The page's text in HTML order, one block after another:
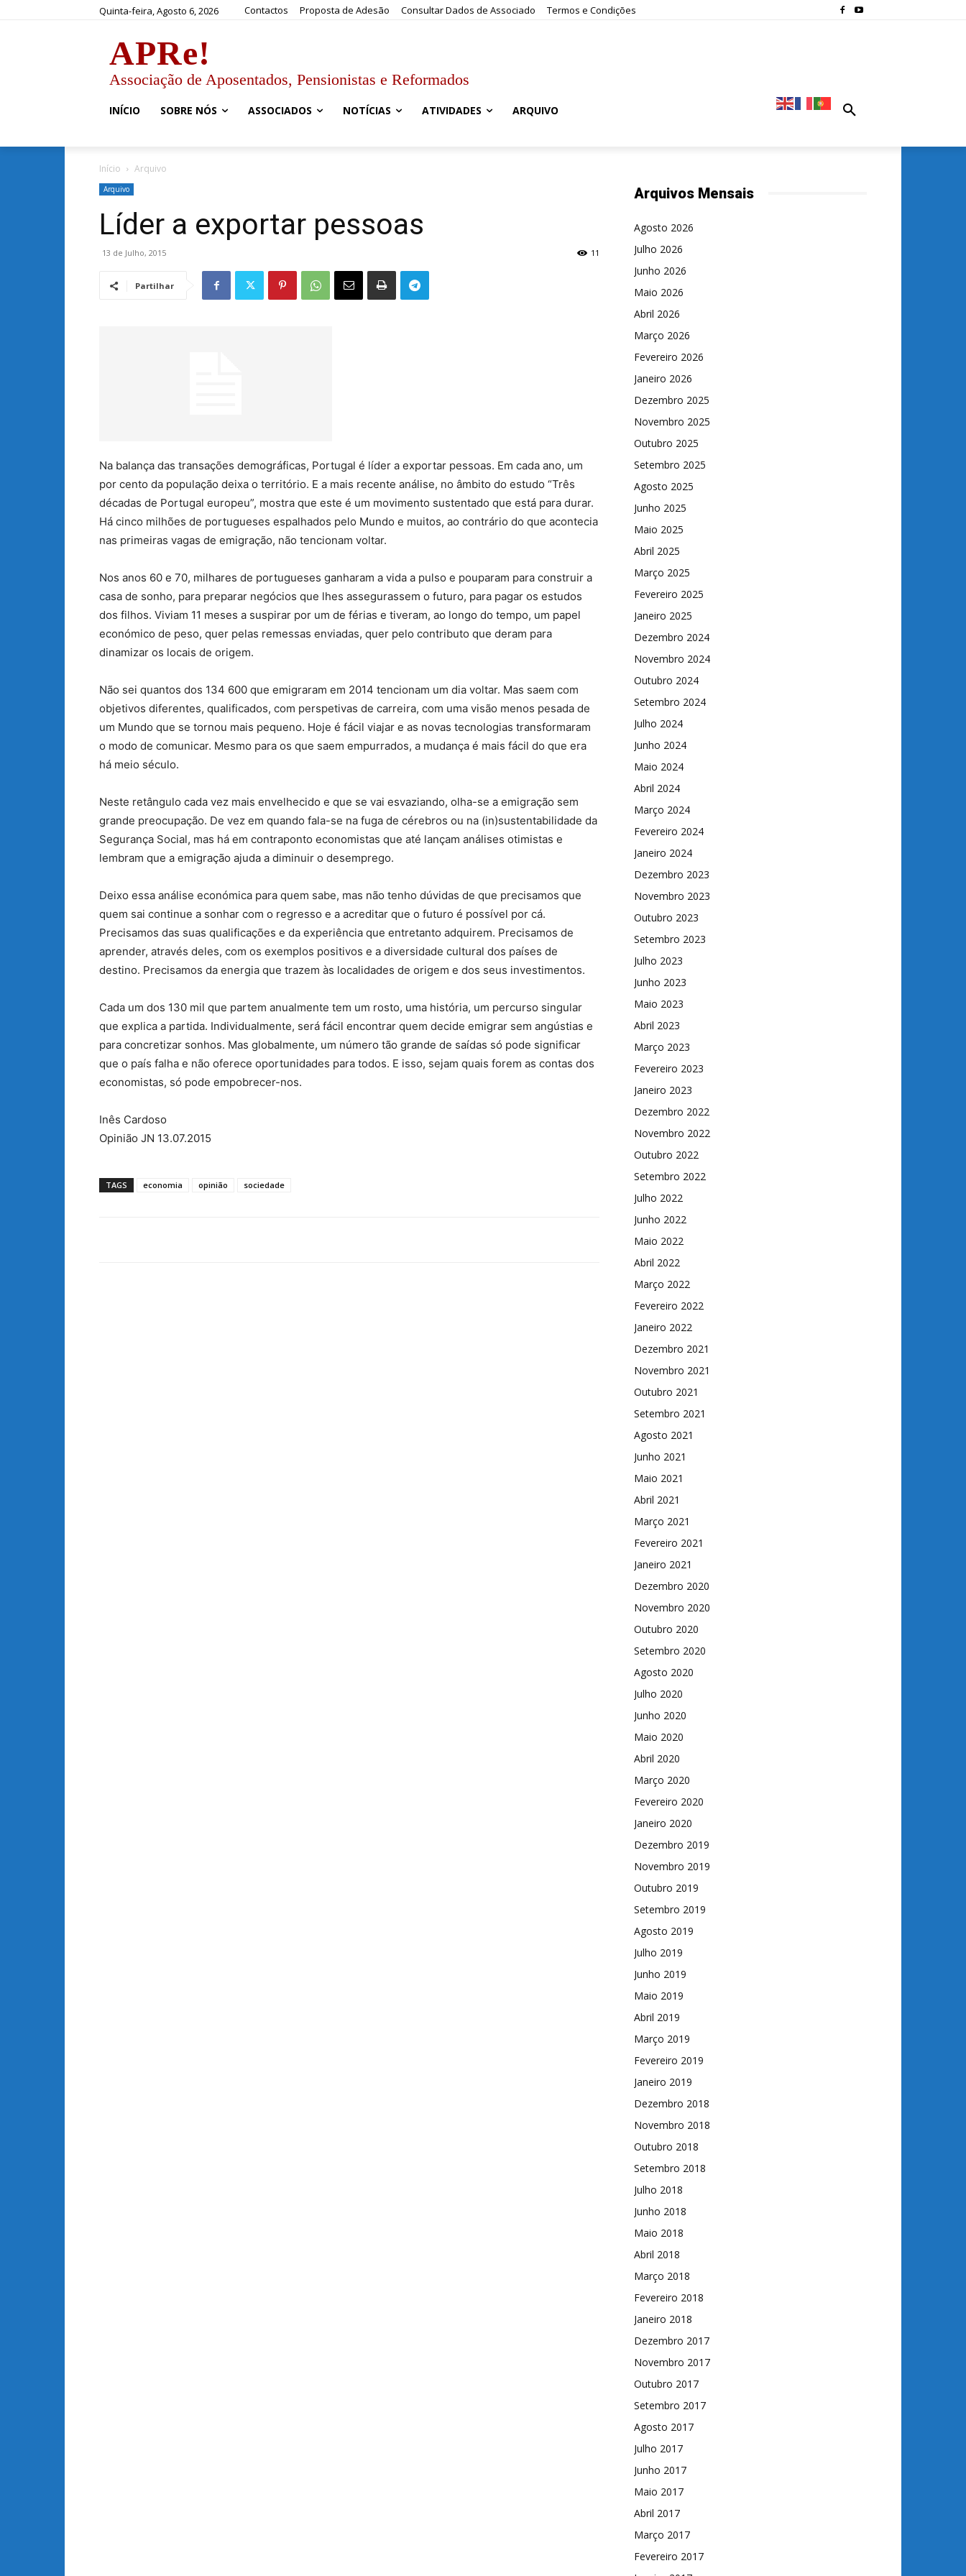
Quinta-feira, Agosto 6, 2026 Contactos Proposta de Adesão Consultar Dados de Associado Termos e Condições
APRe!
Associação de Aposentados, Pensionistas e Reformados
INÍCIO SOBRE NÓS ASSOCIADOS NOTÍCIAS ATIVIDADES ARQUIVO
Início Arquivo
Arquivo
Líder a exportar pessoas
13 de Julho, 2015 11
Partilhar
Na balança das transações demográficas, Portugal é líder a exportar pessoas. Em cada ano, um
por cento da população deixa o território. E a mais recente análise, no âmbito do estudo “Três
décadas de Portugal europeu”, mostra que este é um movimento sustentado que está para durar.
Há cinco milhões de portugueses espalhados pelo Mundo e muitos, ao contrário do que acontecia
nas primeiras vagas de emigração, não tencionam voltar.
Nos anos 60 e 70, milhares de portugueses ganharam a vida a pulso e pouparam para construir a
casa de sonho, para preparar negócios que lhes assegurassem o futuro, para pagar os estudos
dos filhos. Viviam 11 meses a suspirar por um de férias e tiveram, ao longo do tempo, um papel
económico de peso, quer pelas remessas enviadas, quer pelo contributo que deram para
dinamizar os locais de origem.
Não sei quantos dos 134 600 que emigraram em 2014 tencionam um dia voltar. Mas saem com
objetivos diferentes, qualificados, com perspetivas de carreira, com uma visão menos pesada de
um Mundo que se tornou mais pequeno. Hoje é fácil viajar e as novas tecnologias transformaram
o modo de comunicar. Mesmo para os que saem empurrados, a mudança é mais fácil do que era
há meio século.
Neste retângulo cada vez mais envelhecido e que se vai esvaziando, olha-se a emigração sem
grande preocupação. De vez em quando fala-se na fuga de cérebros ou na (in)sustentabilidade da
Segurança Social, mas há em contraponto economistas que até lançam análises otimistas e
lembram que a emigração ajuda a diminuir o desemprego.
Deixo essa análise económica para quem sabe, mas não tenho dúvidas de que precisamos que
quem sai continue a sonhar com o regresso e a acreditar que o futuro é possível por cá.
Precisamos das suas qualificações e da experiência que entretanto adquirem. Precisamos de
aprender, através deles, com os exemplos positivos e a diversidade cultural dos países de
destino. Precisamos da energia que trazem às localidades de origem e dos seus investimentos.
Cada um dos 130 mil que partem anualmente tem um rosto, uma história, um percurso singular
que explica a partida. Individualmente, será fácil encontrar quem decide emigrar sem angústias e
para concretizar sonhos. Mas globalmente, um número tão grande de saídas só pode significar
que o país falha e não oferece oportunidades para todos. E isso, sejam quais forem as contas dos
economistas, só pode empobrecer-nos.
Inês Cardoso
Opinião JN 13.07.2015
TAGS economia opinião sociedade
Arquivos Mensais
Agosto 2026
Julho 2026
Junho 2026
Maio 2026
Abril 2026
Março 2026
Fevereiro 2026
Janeiro 2026
Dezembro 2025
Novembro 2025
Outubro 2025
Setembro 2025
Agosto 2025
Junho 2025
Maio 2025
Abril 2025
Março 2025
Fevereiro 2025
Janeiro 2025
Dezembro 2024
Novembro 2024
Outubro 2024
Setembro 2024
Julho 2024
Junho 2024
Maio 2024
Abril 2024
Março 2024
Fevereiro 2024
Janeiro 2024
Dezembro 2023
Novembro 2023
Outubro 2023
Setembro 2023
Julho 2023
Junho 2023
Maio 2023
Abril 2023
Março 2023
Fevereiro 2023
Janeiro 2023
Dezembro 2022
Novembro 2022
Outubro 2022
Setembro 2022
Julho 2022
Junho 2022
Maio 2022
Abril 2022
Março 2022
Fevereiro 2022
Janeiro 2022
Dezembro 2021
Novembro 2021
Outubro 2021
Setembro 2021
Agosto 2021
Junho 2021
Maio 2021
Abril 2021
Março 2021
Fevereiro 2021
Janeiro 2021
Dezembro 2020
Novembro 2020
Outubro 2020
Setembro 2020
Agosto 2020
Julho 2020
Junho 2020
Maio 2020
Abril 2020
Março 2020
Fevereiro 2020
Janeiro 2020
Dezembro 2019
Novembro 2019
Outubro 2019
Setembro 2019
Agosto 2019
Julho 2019
Junho 2019
Maio 2019
Abril 2019
Março 2019
Fevereiro 2019
Janeiro 2019
Dezembro 2018
Novembro 2018
Outubro 2018
Setembro 2018
Julho 2018
Junho 2018
Maio 2018
Abril 2018
Março 2018
Fevereiro 2018
Janeiro 2018
Dezembro 2017
Novembro 2017
Outubro 2017
Setembro 2017
Agosto 2017
Julho 2017
Junho 2017
Maio 2017
Abril 2017
Março 2017
Fevereiro 2017